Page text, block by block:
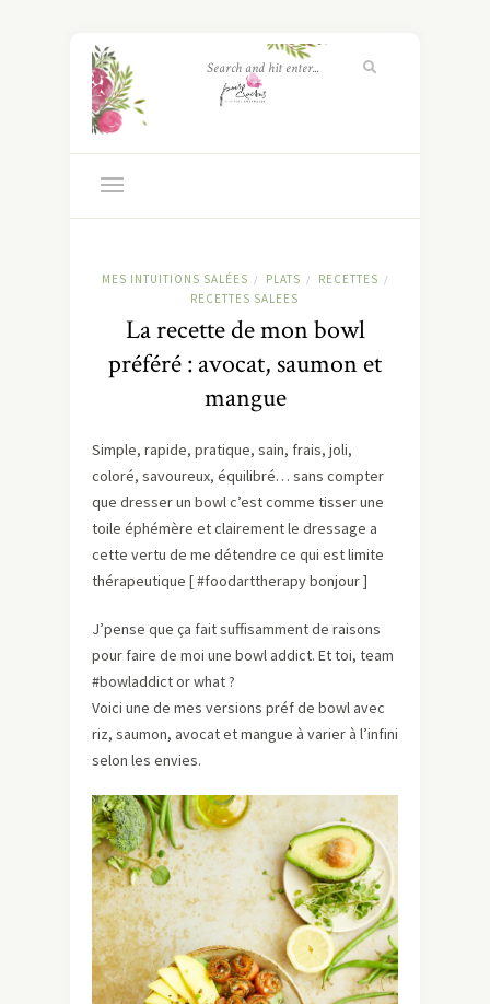
MES INTUITIONS SALÉES / PLATS / RECETTES /
RECETTES SALEES
La recette de mon bowl
préféré : avocat, saumon et
mangue
Simple, rapide, pratique, sain, frais, joli,
coloré, savoureux, équilibré… sans compter
que dresser un bowl c’est comme tisser une
toile éphémère et clairement le dressage a
cette vertu de me détendre ce qui est limite
thérapeutique [ #foodarttherapy bonjour ]
J’pense que ça fait suffisamment de raisons
pour faire de moi une bowl addict. Et toi, team
#bowladdict or what ?
Voici une de mes versions préf de bowl avec
riz, saumon, avocat et mangue à varier à l’infini
selon les envies.